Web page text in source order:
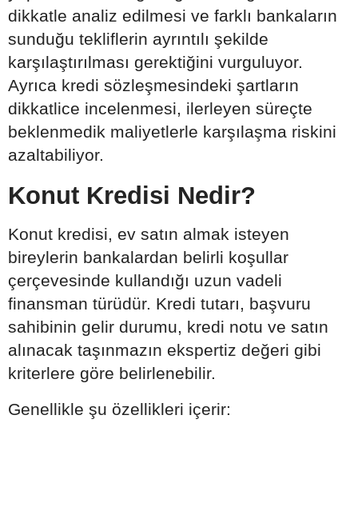
dikkatle analiz edilmesi ve farklı bankaların
sunduğu tekliflerin ayrıntılı şekilde
karşılaştırılması gerektiğini vurguluyor.
Ayrıca kredi sözleşmesindeki şartların
dikkatlice incelenmesi, ilerleyen süreçte
beklenmedik maliyetlerle karşılaşma riskini
azaltabiliyor.
Konut Kredisi Nedir?
Konut kredisi, ev satın almak isteyen
bireylerin bankalardan belirli koşullar
çerçevesinde kullandığı uzun vadeli
finansman türüdür. Kredi tutarı, başvuru
sahibinin gelir durumu, kredi notu ve satın
alınacak taşınmazın ekspertiz değeri gibi
kriterlere göre belirlenebilir.
Genellikle şu özellikleri içerir: